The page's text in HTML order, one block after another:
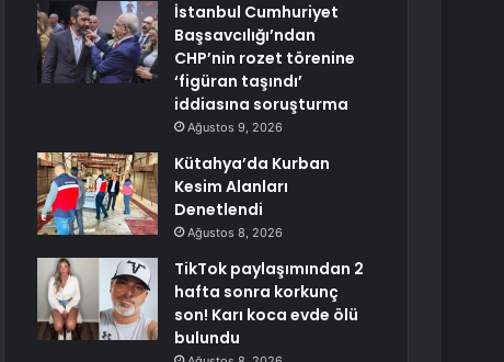
İstanbul Cumhuriyet
Başsavcılığı’ndan
CHP’nin rozet törenine
‘figüran taşındı’
iddiasına soruşturma
Ağustos 9, 2026
Kütahya’da Kurban
Kesim Alanları
Denetlendi
Ağustos 8, 2026
TikTok paylaşımından 2
hafta sonra korkunç
son! Karı koca evde ölü
bulundu